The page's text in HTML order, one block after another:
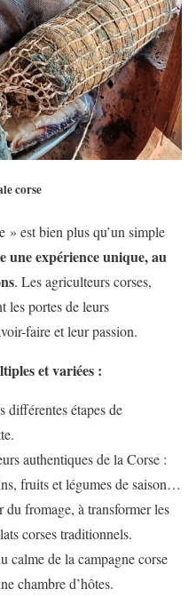
corse
» est bien plus qu’un simple
une expérience unique, au
. Les agriculteurs corses,
les portes de leurs
faire et leur passion.
et variées :
différentes étapes de
authentiques de la Corse :
fruits et légumes de saison…
fromage, à transformer les
corses traditionnels.
calme de la campagne corse
chambre d’hôtes.